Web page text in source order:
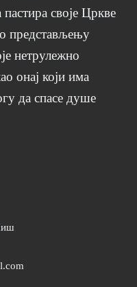
своје Цркве
представљењу
нетрулежно
онај који има
да спасе душе